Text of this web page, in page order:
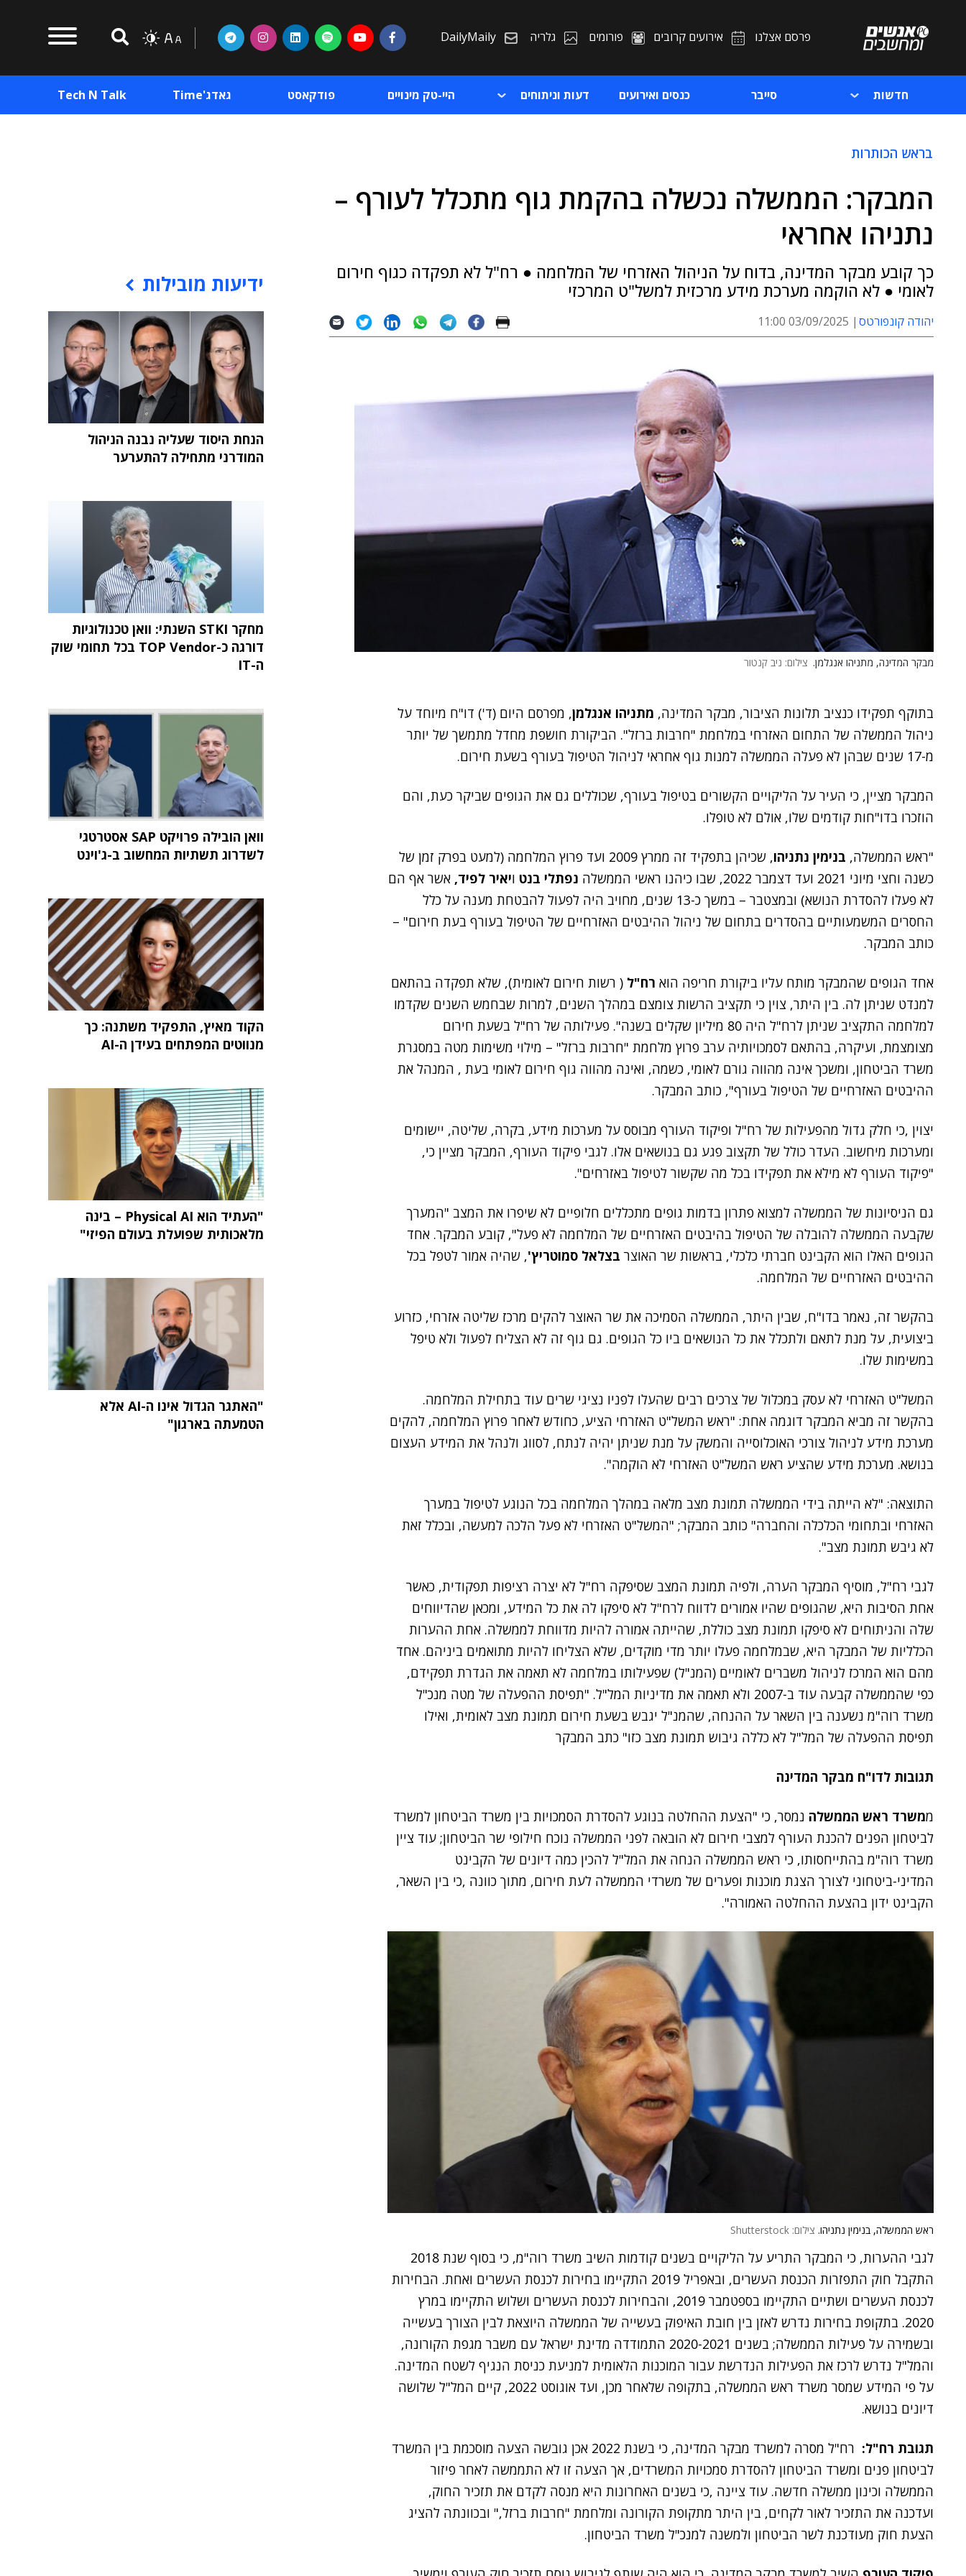
פרסם אצלנו אירועים קרובים פורומים גלריה DailyMaily
חדשות סייבר כנסים ואירועים דעות וניתוחים היי-טק מינויים פודקאסט גאדג'Time Tech N Talk
בראש הכותרות
המבקר: הממשלה נכשלה בהקמת גוף מתכלל לעורף –
נתניהו אחראי
כך קובע מבקר המדינה, בדוח על הניהול האזרחי של המלחמה ● רח"ל לא תפקדה כגוף חירום
לאומי ● לא הוקמה מערכת מידע מרכזית למשל"ט המרכזי
יהודה קונפורטס 03/09/2025 11:00
מבקר המדינה, מתניהו אנגלמן. צילום: ניב קנטור
בתוקף תפקידו כנציב תלונות הציבור, מבקר המדינה, מתניהו אנגלמן, מפרסם היום (ד') דו"ח מיוחד על
ניהול הממשלה של התחום האזרחי במלחמת "חרבות ברזל". הביקורת חושפת מחדל מתמשך של יותר
מ-17 שנים שבהן לא פעלה הממשלה למנות גוף אחראי לניהול הטיפול בעורף בשעת חירום.
המבקר מציין, כי העיר על הליקויים הקשורים בטיפול בעורף, שכוללים גם את הגופים שביקר כעת, והם
הוזכרו בדו"חות קודמים שלו, אולם לא טופלו.
"ראש הממשלה, בנימין נתניהו
, שכיהן בתפקיד זה ממרץ 2009 ועד פרוץ המלחמה (למעט בפרק זמן של
כשנה וחצי מיוני 2021 ועד דצמבר 2022, שבו כיהנו ראשי הממשלה
נפתלי בנט ויאיר לפיד, אשר אף הם
לא פעלו להסדרת הנושא) ובמצטבר – במשך כ-13 שנים, מחויב היה לפעול להבטחת מענה על כלל
החסרים המשמעותיים בהסדרים בתחום של ניהול ההיבטים האזרחיים של הטיפול בעורף בעת חירום" –
כותב המבקר.
אחד הגופים שהמבקר מותח עליו ביקורת חריפה הוא רח"ל ( רשות חירום לאומית), שלא תפקדה בהתאם
למנדט שניתן לה. בין היתר, צוין כי תקציב הרשות צומצם במהלך השנים, למרות שבחמש השנים שקדמו
למלחמה התקציב שניתן לרח"ל היה 80 מיליון שקלים בשנה". פעילותה של רח"ל בשעת חירום
מצומצמת, ועיקרה, בהתאם לסמכויותיה ערב פרוץ מלחמת "חרבות ברזל" – מילוי משימות מטה במסגרת
משרד הביטחון, ומשכך אינה מהווה גורם לאומי, כשמה, ואינה מהווה גוף חירום לאומי בעת , המנהל את
ההיבטים האזרחיים של הטיפול בעורף", כותב המבקר.
יצוין ,כי חלק גדול מהפעילות של רח"ל ופיקוד העורף מבוסס על מערכות מידע, בקרה, שליטה, יישומים
ומערכות מיחשוב. העדר כולל של תקצוב פגע גם בנושאים אלו. לגבי פיקוד העורף, המבקר מציין כי,
"פיקוד העורף לא מילא את תפקידו בכל מה שקשור לטיפול באזרחים".
גם הניסיונות של הממשלה למצוא פתרון בדמות גופים מתכללים חלופיים לא שיפרו את המצב "המערך
שקבעה הממשלה להובלה של הטיפול בהיבטים האזרחיים של המלחמה לא פעל", קובע המבקר. אחד
הגופים האלו הוא הקבינט חברתי כלכלי, בראשות שר האוצר בצלאל סמוטריץ', שהיה אמור לטפל בכל
ההיבטים האזרחיים של המלחמה.
בהקשר זה, נאמר בדו"ח, שבין היתר, הממשלה הסמיכה את שר האוצר להקים מרכז שליטה אזרחי, כזרוע
ביצועית, על מנת לתאם ולתכלל את כל הנושאים ביו כל הגופים. גם גוף זה לא הצליח לפעול ולא טיפל
במשימות שלו.
המשל"ט האזרחי לא עסק במכלול של צרכים רבים שהעלו לפניו נציגי שרים עוד בתחילת המלחמה.
בהקשר זה מביא המבקר דוגמה אחת: "ראש המשל"ט האזרחי הציע, כחודש לאחר פרוץ המלחמה, להקים
מערכת מידע לניהול צורכי האוכלוסייה והמשק על מנת שניתן יהיה לנתח, לסווג ולנהל את המידע העצום
בנושא. מערכת מידע שהציע ראש המשל"ט האזרחי לא הוקמה".
התוצאה: "לא הייתה בידי הממשלה תמונת מצב מלאה במהלך המלחמה בכל הנוגע לטיפול במערך
האזרחי ובתחומי הכלכלה והחברה" כותב המבקר; "המשל"ט האזרחי לא פעל הלכה למעשה, ובכלל זאת
לא גיבש תמונת מצב".
לגבי רח"ל, מוסיף המבקר הערה, ולפיה תמונת המצב שסיפקה רח"ל לא יצרה רציפות תפקודית, כאשר
אחת הסיבות היא, שהגופים שהיו אמורים לדווח לרח"ל לא סיפקו לה את כל המידע, ומכאן שהדיווחים
שלה והניתוחים לא סיפקו תמונת מצב כוללת, שהייתה אמורה להיות מדווחת לממשלה. אחת ההערות
הכלליות של המבקר היא, שבמלחמה פעלו יותר מדי מוקדים, שלא הצליחו להיות מתואמים ביניהם. אחד
מהם הוא המרכז לניהול משברים לאומיים (המנ"ל) שפעילותו במלחמה לא תאמה את הגדרת תפקידם,
כפי שהממשלה קבעה עוד ב-2007 ולא תאמה את מדיניות המל"ל. "תפיסת ההפעלה של מטה מנכ"ל
משרד רוה"מ נשענה בין השאר על ההנחה, שהמנ"ל יגבש בשעת חירום תמונת מצב לאומית, ואילו
תפיסת ההפעלה של המל"ל לא כללה גיבוש תמונת מצב כזו" כתב המבקר
תגובות לדו"ח מבקר המדינה
ממשרד ראש הממשלה נמסר, כי "הצעת ההחלטה בנוגע להסדרת הסמכויות בין משרד הביטחון למשרד
לביטחון הפנים להכנת העורף למצבי חירום לא הובאה לפני הממשלה נוכח חילופי שר הביטחון; עוד ציין
משרד רוה"מ בהתייחסותו, כי ראש הממשלה הנחה את המל"ל להכין כמה דיונים של הקבינט
המדיני-ביטחוני לצורך הצגת מוכנות ופערים של משרדי הממשלה לעת חירום, מתוך כוונה ,כי בין השאר,
הקבינט ידון בהצעת ההחלטה האמורה".
ראש הממשלה, בנימין נתניהו. צילום: Shutterstock
לגבי ההערות, כי המבקר התריע על הליקויים בשנים קודמות השיב משרד רוה"מ, כי בסוף שנת 2018
התקבל חוק התפזרות הכנסת העשרים, ובאפריל 2019 התקיימו בחירות לכנסת העשרים ואחת. הבחירות
לכנסת העשרים ושתיים התקיימו בספטמבר 2019, והבחירות לכנסת העשרים ושלוש התקיימו במרץ
2020. בתקופת בחירות נדרש לאזן בין חובת האיפוק בעשייה של הממשלה היוצאת לבין הצורך בעשייה
ובשמירה על פעילות הממשלה; בשנים 2020-2021 התמודדה מדינת ישראל עם משבר מגפת הקורונה,
והמל"ל נדרש לרכז את הפעילות הנדרשת עבור המוכנות הלאומית למניעת כניסת הנגיף לשטח המדינה.
על פי המידע שמסר משרד ראש הממשלה, בתקופה שלאחר מכן, ועד אוגוסט 2022, קיים המל"ל שלושה
דיונים בנושא.
תגובת רח"ל:
רח"ל מסרה למשרד מבקר המדינה, כי בשנת 2022 אכן גובשה הצעה מוסכמת בין המשרד
לביטחון פנים ומשרד הביטחון להסדרת סמכויות המשרדים, אך הצעה זו לא התממשה לאחר פיזור
הממשלה וכינון ממשלה חדשה. עוד ציינה ,כי בשנים האחרונות היא מנסה לקדם את תזכיר החוק,
ועדכנה את התזכיר לאור לקחים, בין היתר מתקופת הקורונה ומלחמת "חרבות ברזל," ובכוונתה להציג
הצעת חוק מעודכנת לשר הביטחון ולמשנה למנכ"ל משרד הביטחון.
ידיעות מובילות
הנחת היסוד שעליה נבנה הניהול
המודרני מתחילה להתערער
מחקר STKI השנתי: וואן טכנולוגיות
דורגה כ-TOP Vendor בכל תחומי שוק
ה-IT
וואן הובילה פרויקט SAP אסטרטגי
לשדרוג תשתיות המחשוב ב-ג'וינט
הקוד מאיץ, התפקיד משתנה: כך
מנווטים המפתחים בעידן ה-AI
"העתיד הוא Physical AI – בינה
מלאכותית שפועלת בעולם הפיזי"
"האתגר הגדול אינו ה-AI אלא
הטמעתה בארגון"